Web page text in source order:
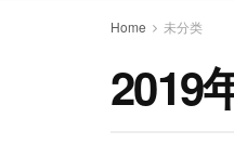
Home 未分类
2019